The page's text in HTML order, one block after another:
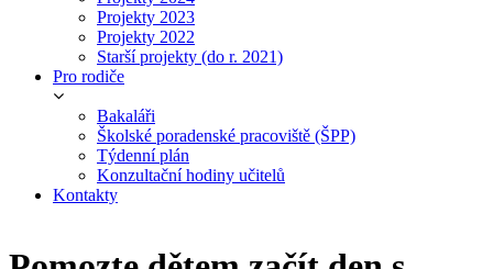
Projekty 2023
Projekty 2022
Starší projekty (do r. 2021)
Pro rodiče
Bakaláři
Školské poradenské pracoviště (ŠPP)
Týdenní plán
Konzultační hodiny učitelů
Kontakty